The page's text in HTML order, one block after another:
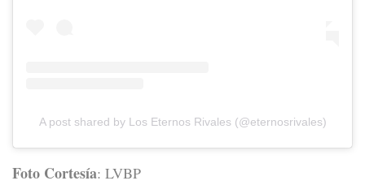
A post shared by Los Eternos Rivales (@eternosrivales)
Foto Cortesía: LVBP